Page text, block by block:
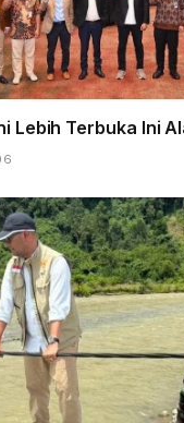
Lebih Terbuka Ini